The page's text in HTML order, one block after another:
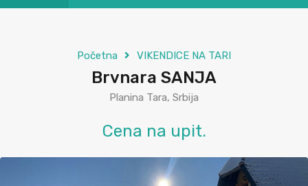
Početna VIKENDICE NA TARI
Brvnara SANJA
Planina Tara, Srbija
Cena na upit.